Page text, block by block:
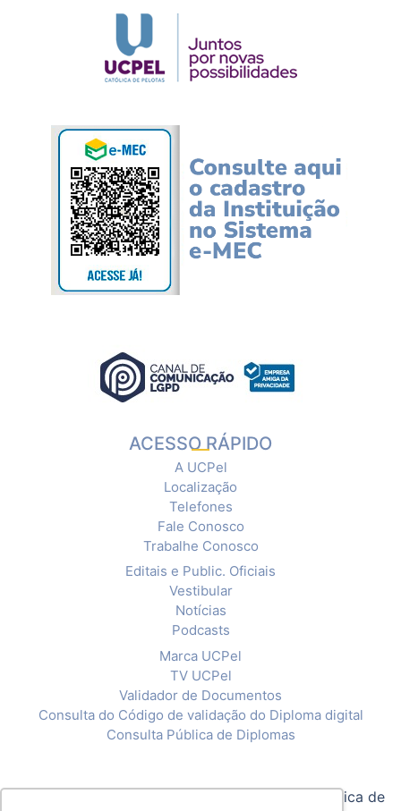
ACESSO RÁPIDO
A UCPel
Localização
Telefones
Fale Conosco
Trabalhe Conosco
Editais e Public. Oficiais
Vestibular
Notícias
Podcasts
Marca UCPel
TV UCPel
Validador de Documentos
Consulta do Código de validação do Diploma digital
Consulta Pública de Diplomas
Política de